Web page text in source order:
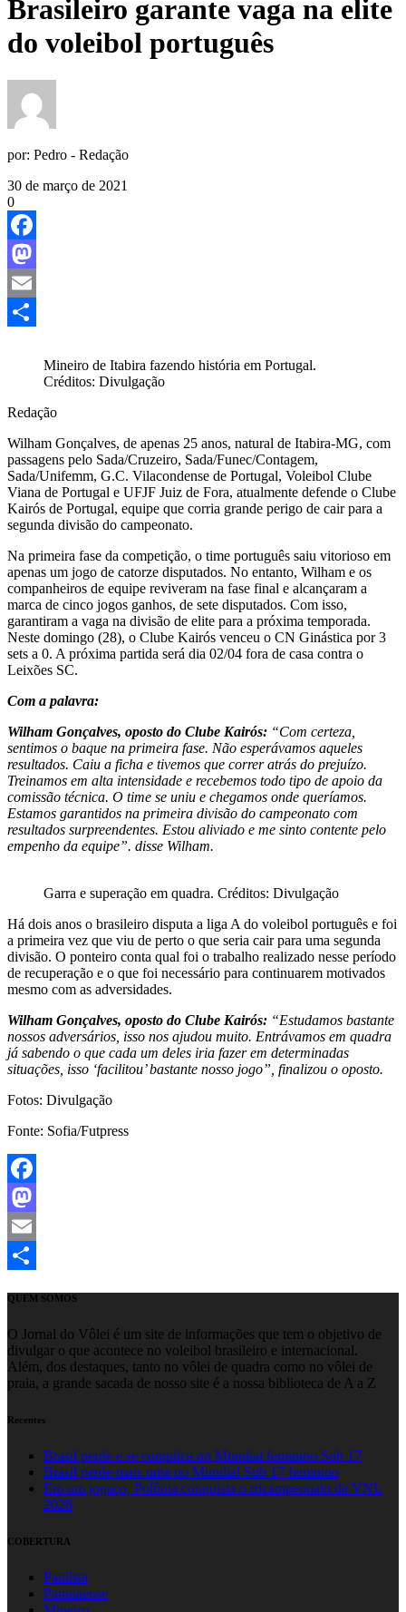
Brasileiro garante vaga na elite
do voleibol português
por: Pedro - Redação
30 de março de 2021
0
Facebook
Mastodon
Email
Mineiro de Itabira fazendo história em Portugal.
Créditos: Divulgação
Redação
Wilham Gonçalves, de apenas 25 anos, natural de Itabira-MG, com
passagens pelo Sada/Cruzeiro, Sada/Funec/Contagem,
Sada/Unifemm, G.C. Vilacondense de Portugal, Voleibol Clube
Viana de Portugal e UFJF Juiz de Fora, atualmente defende o Clube
Kairós de Portugal, equipe que corria grande perigo de cair para a
segunda divisão do campeonato.
Na primeira fase da competição, o time português saiu vitorioso em
apenas um jogo de catorze disputados. No entanto, Wilham e os
companheiros de equipe reviveram na fase final e alcançaram a
marca de cinco jogos ganhos, de sete disputados. Com isso,
garantiram a vaga na divisão de elite para a próxima temporada.
Neste domingo (28), o Clube Kairós venceu o CN Ginástica por 3
sets a 0. A próxima partida será dia 02/04 fora de casa contra o
Leixões SC.
Com a palavra:
Wilham Gonçalves, oposto do Clube Kairós: “Com certeza,
sentimos o baque na primeira fase. Não esperávamos aqueles
resultados. Caiu a ficha e tivemos que correr atrás do prejuízo.
Treinamos em alta intensidade e recebemos todo tipo de apoio da
comissão técnica. O time se uniu e chegamos onde queríamos.
Estamos garantidos na primeira divisão do campeonato com
resultados surpreendentes. Estou aliviado e me sinto contente pelo
empenho da equipe”. disse Wilham.
Garra e superação em quadra. Créditos: Divulgação
Há dois anos o brasileiro disputa a liga A do voleibol português e foi
a primeira vez que viu de perto o que seria cair para uma segunda
divisão. O ponteiro conta qual foi o trabalho realizado nesse período
de recuperação e o que foi necessário para continuarem motivados
mesmo com as adversidades.
Wilham Gonçalves, oposto do Clube Kairós: “Estudamos bastante
nossos adversários, isso nos ajudou muito. Entrávamos em quadra
já sabendo o que cada um deles iria fazer em determinadas
situações, isso ‘facilitou’ bastante nosso jogo”, finalizou o oposto.
Fotos: Divulgação
Fonte: Sofia/Futpress
Facebook
Mastodon
Email
QUEM SOMOS
O Jornal do Vôlei é um site de informações que tem o objetivo de
divulgar o que acontece no voleibol brasileiro e internacional.
Além, dos destaques, tanto no vôlei de quadra como no vôlei de
praia, a grande sacada de nosso site é a nossa biblioteca de A a Z
Recentes
Brasil perde e se complica no Mundial feminino Sub 17
Brasil perde mais uma no Mundial Sub 17 feminino
Em um jogaço, Polônia conquista o tricampeonato da VNL
2026
COBERTURA
Paulista
Paranaense